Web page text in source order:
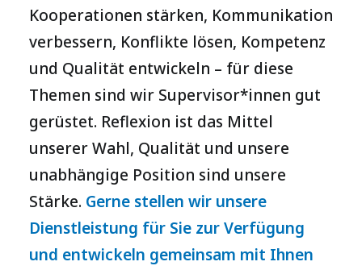
Kooperationen stärken, Kommunikation
verbessern, Konflikte lösen, Kompetenz
und Qualität entwickeln – für diese
Themen sind wir Supervisor*innen gut
gerüstet. Reflexion ist das Mittel
unserer Wahl, Qualität und unsere
unabhängige Position sind unsere
Stärke. Gerne stellen wir unsere
Dienstleistung für Sie zur Verfügung
und entwickeln gemeinsam mit Ihnen